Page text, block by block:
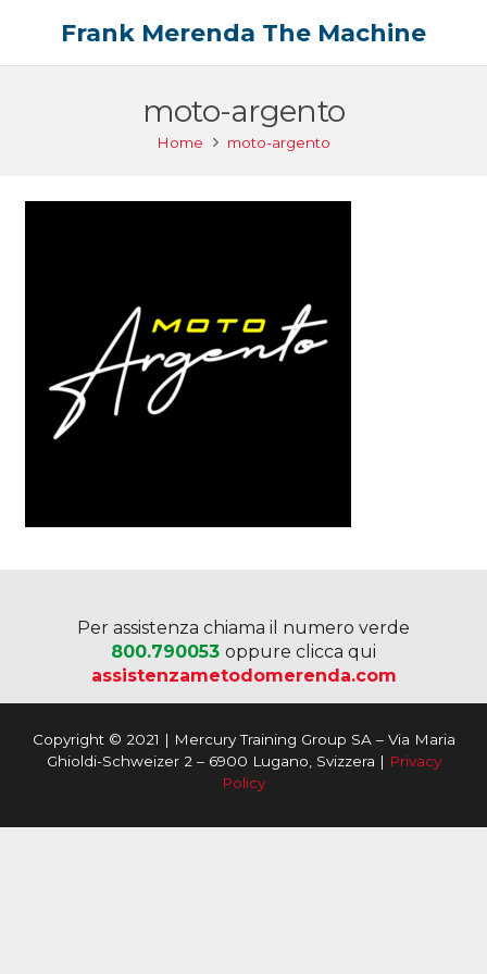
Frank Merenda The Machine
moto-argento
Home moto-argento
Per assistenza chiama il numero verde
800.790053 oppure clicca qui
assistenzametodomerenda.com
Copyright © 2021 | Mercury Training Group SA – Via Maria
Ghioldi-Schweizer 2 – 6900 Lugano, Svizzera | Privacy
Policy